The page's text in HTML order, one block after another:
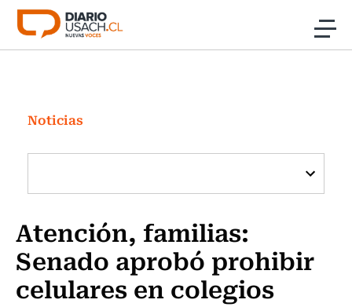
Click acá para ir directamente al contenido
Investigación
Cultura
Programas Radio y TV Usach
Noticias
Atención, familias:
Senado aprobó prohibir
celulares en colegios